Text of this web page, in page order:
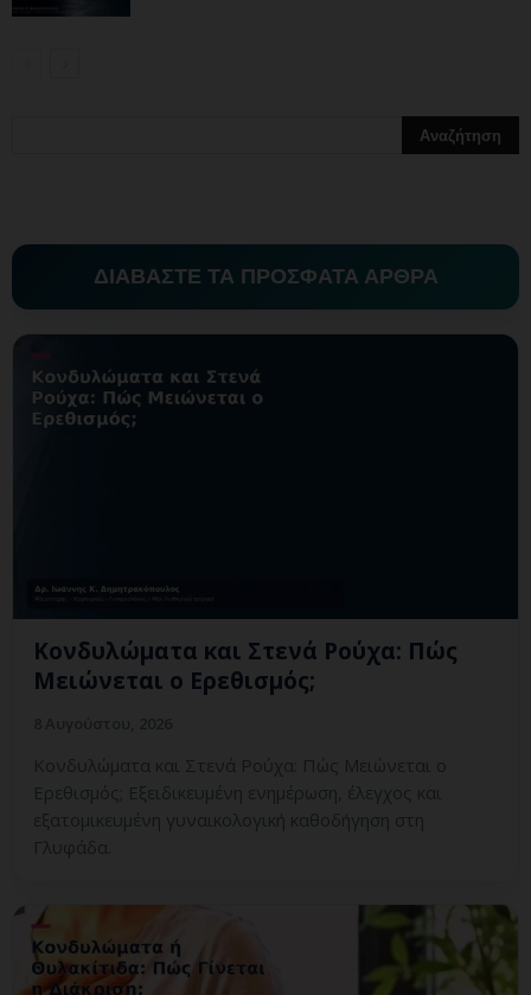
ΔΙΑΒΑΣΤΕ ΤΑ ΠΡΟΣΦΑΤΑ ΑΡΘΡΑ
Κονδυλώματα και Στενά Ρούχα: Πώς
Μειώνεται ο Ερεθισμός;
Κονδυλώματα και Στενά Ρούχα: Πώς Μειώνεται ο
Ερεθισμός; Εξειδικευμένη ενημέρωση, έλεγχος και
εξατομικευμένη γυναικολογική καθοδήγηση στη
Γλυφάδα.